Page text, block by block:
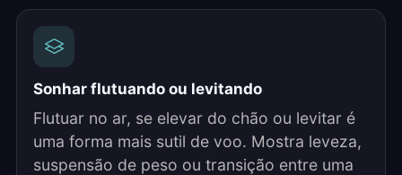
Sonhar flutuando ou levitando
Flutuar no ar, se elevar do chão ou levitar é
uma forma mais sutil de voo. Mostra leveza,
suspensão de peso ou transição entre uma